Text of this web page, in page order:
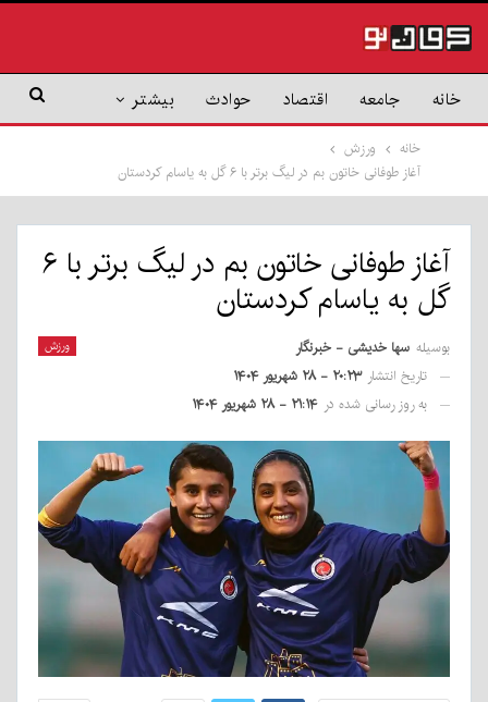
خانه جامعه اقتصاد حوادث بیشتر
خانه
ورزش
آغاز طوفانی خاتون بم در لیگ برتر با ۶ گل به یاسام کردستان
آغاز طوفانی خاتون بم در لیگ برتر با ۶
گل به یاسام کردستان
ورزش بوسیله سها خدیشی - خبرنگار
تاریخ انتشار ۲۰:۲۳ - ۲۸ شهریور ۱۴۰۴
به روز رسانی شده در ۲۱:۱۴ - ۲۸ شهریور ۱۴۰۴